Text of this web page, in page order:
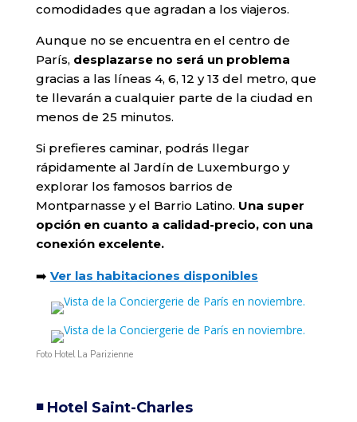
comodidades que agradan a los viajeros.
Aunque no se encuentra en el centro de
París, desplazarse no será un problema
gracias a las líneas 4, 6, 12 y 13 del metro, que
te llevarán a cualquier parte de la ciudad en
menos de 25 minutos.
Si prefieres caminar, podrás llegar
rápidamente al Jardín de Luxemburgo y
explorar los famosos barrios de
Montparnasse y el Barrio Latino. Una super
opción en cuanto a calidad-precio, con una
conexión excelente.
➡️ Ver las habitaciones disponibles
Foto Hotel La Parizienne
◾️ Hotel Saint-Charles